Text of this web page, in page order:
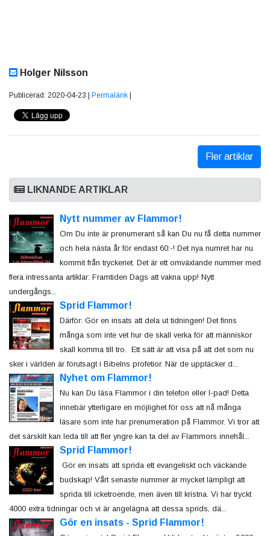
Holger Nilsson
Publicerad: 2020-04-23 | Permalänk |
Fler artiklar
LIKNANDE ARTIKLAR
Nytt nummer av Flammor!
Om Du inte är prenumerant så kan Du nu få detta nummer
och hela nästa år för endast 60:-! Det nya numret har nu
kommit från tryckeriet. Det är ett omväxlande nummer med
flera intressanta artiklar: Framtiden Dags att vakna upp! Nytt
undergångs...
Sprid Flammor!
Därför: Gör en insats att dela ut tidningen! Det finns
många som inte vet hur de skall verka för att människor
skall komma till tro. Ett sätt är att visa på att det som nu
sker i världen är förutsagt i Bibelns profetior. När de upptäcker d...
Nyhet om Flammor!
Nu kan Du läsa Flammor i din telefon eller I-pad! Detta
innebär ytterligare en möjlighet för oss att nå många
läsare som inte har prenumeration på Flammor. Vi tror att
det särskilt kan leda till att fler yngre kan ta del av Flammors innehål...
Sprid Flammor!
Gör en insats att sprida ett evangeliskt och väckande
budskap! Vårt senaste nummer är mycket lämpligt att
sprida till icketroende, men även till kristna. Vi har tryckt
4000 extra tidningar och vi är angelägna att dessa sprids, dä...
Gör en insats - Sprid Flammor!